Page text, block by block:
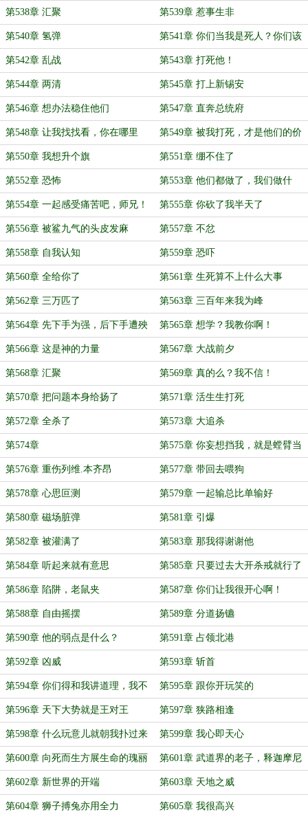
第538章 汇聚 第539章 惹事生非
第540章 氢弹 第541章 你们当我是死人？你们该
死！
第542章 乱战 第543章 打死他！
第544章 两清 第545章 打上新锡安
第546章 想办法稳住他们 第547章 直奔总统府
第548章 让我找找看，你在哪里
呢？
第549章 被我打死，才是他们的价
值
第550章 我想升个旗 第551章 绷不住了
第552章 恐怖 第553章 他们都做了，我们做什
么？
第554章 一起感受痛苦吧，师兄！ 第555章 你砍了我半天了
第556章 被鲨九气的头皮发麻 第557章 不忿
第558章 自我认知 第559章 恐吓
第560章 全给你了 第561章 生死算不上什么大事
第562章 三万匹了 第563章 三百年来我为峰
第564章 先下手为强，后下手遭殃 第565章 想学？我教你啊！
第566章 这是神的力量 第567章 大战前夕
第568章 汇聚 第569章 真的么？我不信！
第570章 把问题本身给扬了 第571章 活生生打死
第572章 全杀了 第573章 大追杀
第574章 第575章 你妄想挡我，就是螳臂当
车
第576章 重伤列维.本齐昂 第577章 带回去喂狗
第578章 心思叵测 第579章 一起输总比单输好
第580章 磁场脏弹 第581章 引爆
第582章 被灌满了 第583章 那我得谢谢他
第584章 听起来就有意思 第585章 只要过去大开杀戒就行了
第586章 陷阱，老鼠夹 第587章 你们让我很开心啊！
第588章 自由摇摆 第589章 分道扬镳
第590章 他的弱点是什么？ 第591章 占领北港
第592章 凶威 第593章 斩首
第594章 你们得和我讲道理，我不
用和你们讲道理
第595章 跟你开玩笑的
第596章 天下大势就是王对王 第597章 狭路相逢
第598章 什么玩意儿就朝我扑过来
了
第599章 我心即天心
第600章 向死而生方展生命的瑰丽 第601章 武道界的老子，释迦摩尼
第602章 新世界的开端 第603章 天地之威
第604章 狮子搏兔亦用全力 第605章 我很高兴